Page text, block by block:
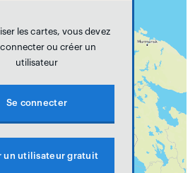
les cartes, vous devez
ou créer un
utilisateur
Se connecter
un utilisateur gratuit